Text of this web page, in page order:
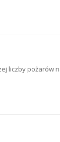
liczby pożarów